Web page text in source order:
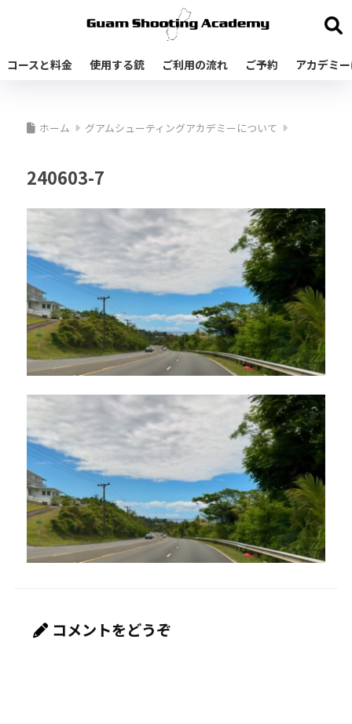
コースと料金 使用する銃 ご利用の流れ ご予約 アカデミ
ホーム グアムシューティングアカデミーについて
240603-7
コメントをどうぞ